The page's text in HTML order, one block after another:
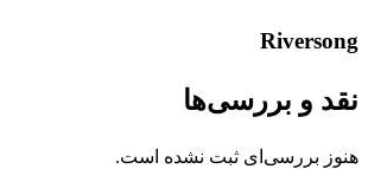
Riversong
نقد و بررسی‌ها
هنوز بررسی‌ای ثبت نشده است.